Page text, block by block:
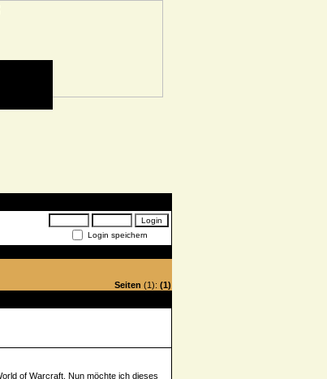
Login speichern
Seiten (1): (1)
of Warcraft. Nun möchte ich dieses